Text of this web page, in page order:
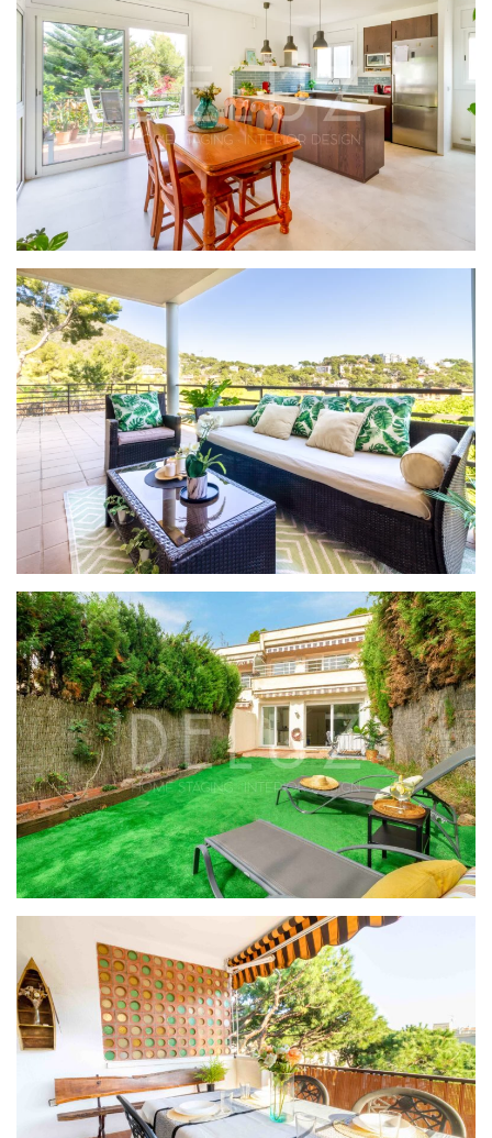
PROYECTO MEDITERRANEO
PROYECTO MIRAMAR
PROYECTO NATURE